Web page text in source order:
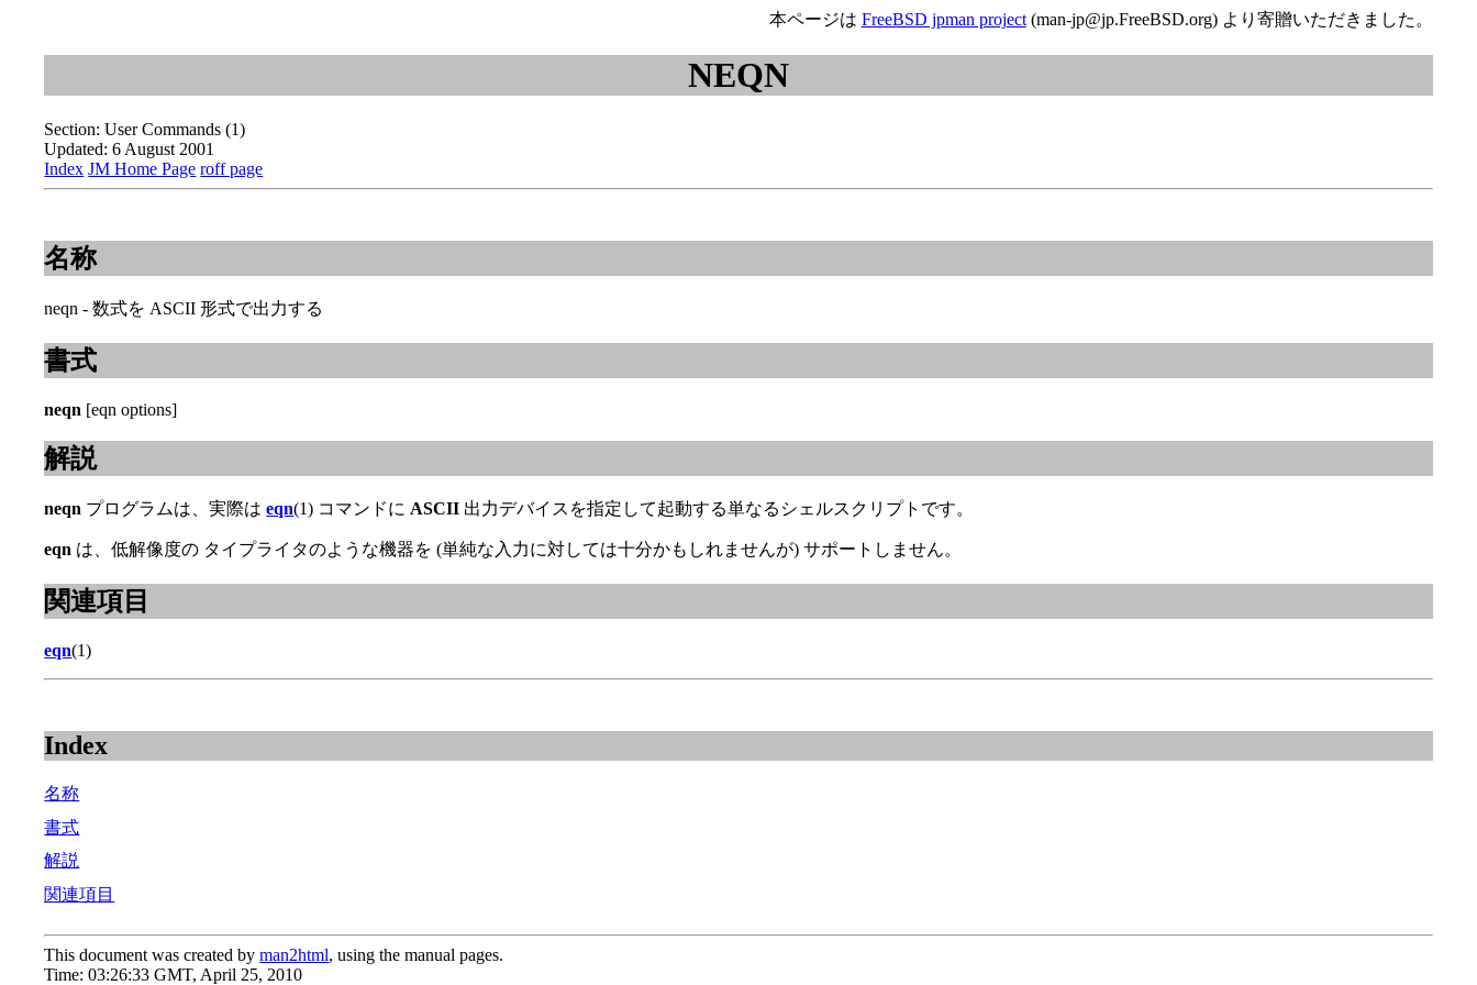
本ページは FreeBSD jpman project(man-jp@jp.FreeBSD.org) より寄贈いただきました。
NEQN
Section: User Commands (1)
Updated: 6 August 2001
Index JM Home Page roff page
名称
neqn - 数式を ASCII 形式で出力する
書式
neqn [eqn options]
解説
neqn プログラムは、実際はeqn(1) コマンドに ASCII 出力デバイスを指定して起動する単なるシェルスクリプトです。
eqn は、低解像度の タイプライタのような機器を (単純な入力に対しては十分かもしれませんが) サポートしません。
関連項目
eqn(1)
Index
名称
書式
解説
関連項目
This document was created byman2html, using the manual pages.
Time: 03:26:33 GMT, April 25, 2010